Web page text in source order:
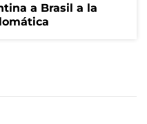
a Brasil a la